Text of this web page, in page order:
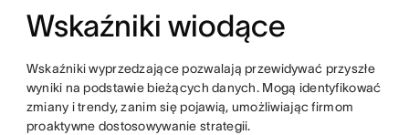
Wskaźniki wiodące
Wskaźniki wyprzedzające pozwalają przewidywać przyszłe
wyniki na podstawie bieżących danych. Mogą identyfikować
zmiany i trendy, zanim się pojawią, umożliwiając firmom
proaktywne dostosowywanie strategii.